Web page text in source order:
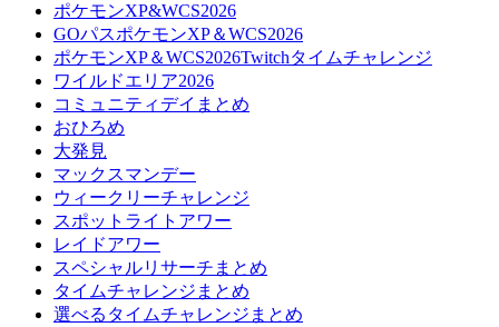
ポケモンXP&WCS2026
GOパスポケモンXP＆WCS2026
ポケモンXP＆WCS2026Twitchタイムチャレンジ
ワイルドエリア2026
コミュニティデイまとめ
おひろめ
大発見
マックスマンデー
ウィークリーチャレンジ
スポットライトアワー
レイドアワー
スペシャルリサーチまとめ
タイムチャレンジまとめ
選べるタイムチャレンジまとめ